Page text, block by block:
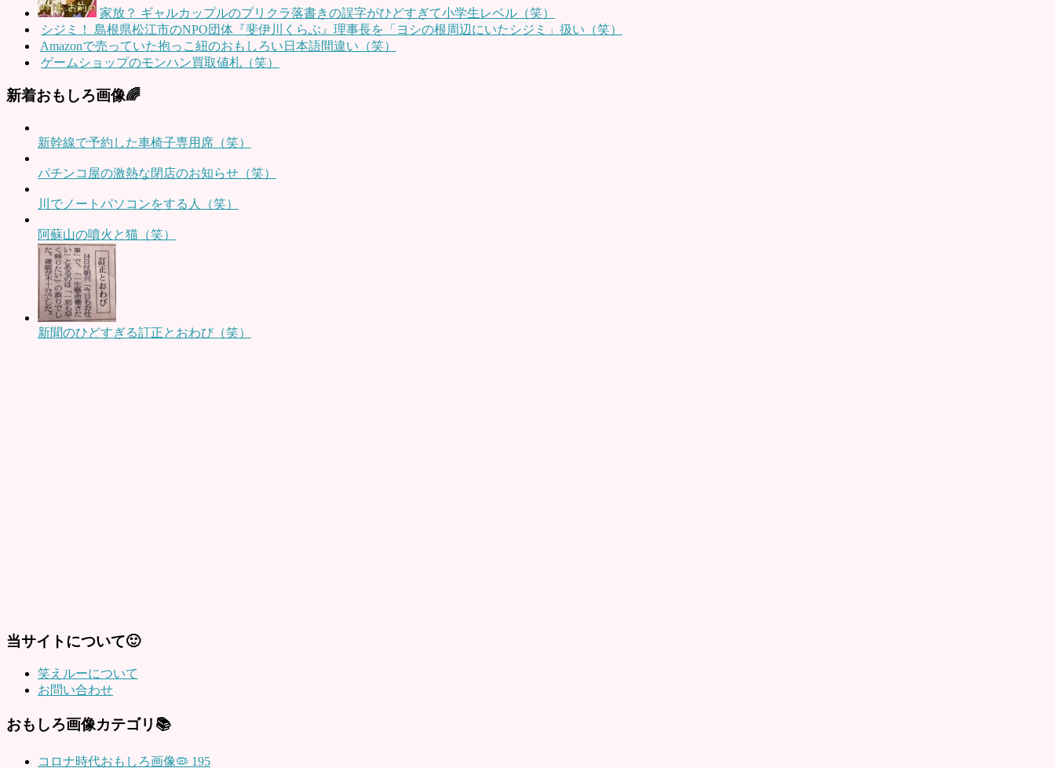
家放？ ギャルカップルのプリクラ落書きの誤字がひどすぎて小学生レベル（笑）
シジミ！ 島根県松江市のNPO団体『斐伊川くらぶ』理事長を「ヨシの根周辺にいたシジミ」扱い（笑）
Amazonで売っていた抱っこ紐のおもしろい日本語間違い（笑）
ゲームショップのモンハン買取値札（笑）
新着おもしろ画像🌈
新幹線で予約した車椅子専用席（笑）
パチンコ屋の激熱な閉店のお知らせ（笑）
川でノートパソコンをする人（笑）
阿蘇山の噴火と猫（笑）
新聞のひどすぎる訂正とおわび（笑）
当サイトについて🙂
笑えルーについて
お問い合わせ
おもしろ画像カテゴリ📚
コロナ時代おもしろ画像🦠 195